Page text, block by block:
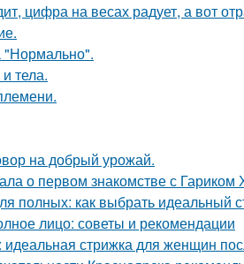
цифра на весах радует, а вот
"Нормально".
тела.
на добрый урожай.
о первом знакомстве с
полных: как выбрать идеальный
лицо: советы и рекомендации
стрижка для женщин